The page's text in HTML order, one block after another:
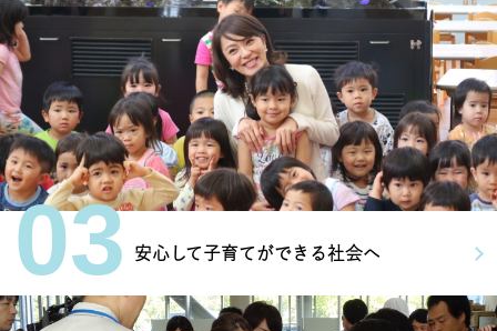
03 安心して子育てができる社会へ